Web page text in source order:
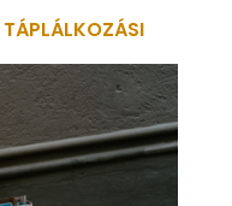
TÁPLÁLKOZÁSI